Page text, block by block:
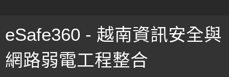
eSafe360 - 越南資訊安全與
網路弱電工程整合